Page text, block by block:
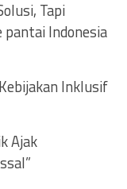
Tapi
pantai Indonesia
Inklusif
Ajak